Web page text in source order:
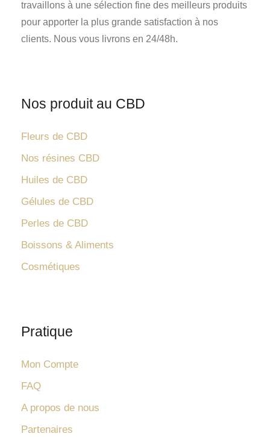
travaillons à une sélection fine des meilleurs produits
pour apporter la plus grande satisfaction à nos
clients. Nous vous livrons en 24/48h.
Nos produit au CBD
Fleurs de CBD
Nos résines CBD
Huiles de CBD
Gélules de CBD
Perles de CBD
Boissons & Aliments
Cosmétiques
Pratique
Mon Compte
FAQ
A propos de nous
Partenaires